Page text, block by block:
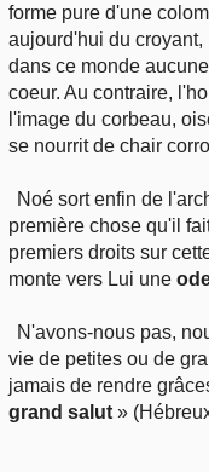
forme pure d'une
aujourd'hui du
dans ce monde
coeur. Au contraire,
l'image du corbeau,
se nourrit de chair
Noé sort enfin de
première chose qu'il
premiers droits sur
monte vers Lui une
N'avons-nous pas,
vie de petites ou de
jamais de rendre
grand salut »